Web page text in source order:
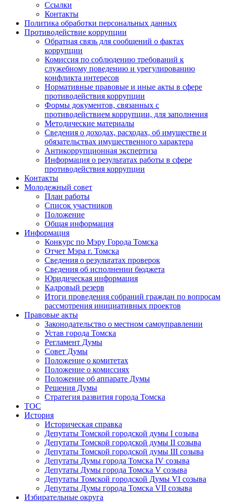
Ссылки
Контакты
Политика обработки персональных данных
Прoтивoдeйствие кoрpупции
Обратная связь для сообщений о фактах
коррупции
Комиссия по соблюдению требований к
служебному поведению и урегулированию
конфликта интересов
Нормативные правовые и иные акты в сфере
противодействия коррупции
Формы документов, связанных с
противодействием коррупции, для заполнения
Методические материалы
Сведения о доходах, расходах, об имуществе и
обязательствах имущественного характера
Антикоррупционная экспертиза
Информация о результатах работы в сфере
противодействия коррупции
Контакты
Молодежный совет
План работы
Список участников
Положение
Общая информация
Информация
Конкурс по Мэру Города Томска
Отчет Мэра г. Томска
Сведения о результатах проверок
Сведения об исполнении бюджета
Юридическая информация
Кадровый резерв
Итоги проведения собраний граждан по вопросам
рассмотрения инициативных проектов
Правовые акты
Законодательство о местном самоуправлении
Устав города Томска
Регламент Думы
Совет Думы
Положение о комитетах
Положение о комиссиях
Положение об аппарате Думы
Решения Думы
Стратегия развития города Томска
ТОС
История
Историческая справка
Депутаты Томской городской думы I созыва
Депутаты Томской городской думы II созыва
Депутаты Томской городской думы III созыва
Депутаты Думы города Томска IV созыва
Депутаты Думы города Томска V созыва
Депутаты Томской городской Думы VI созыва
Депутаты Думы города Томска VII созыва
Избирательные округа